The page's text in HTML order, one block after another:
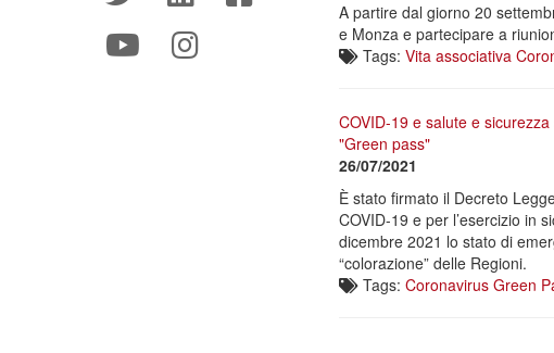
A partire dal giorno 20
e Monza e partecipare a
Tags: Vita associativa
COVID-19 e salute e
"Green pass"
26/07/2021
È stato firmato il Decreto
COVID-19 e per l’esercizio in
dicembre 2021 lo stato di
“colorazione” delle Regioni.
Tags: Coronavirus Green